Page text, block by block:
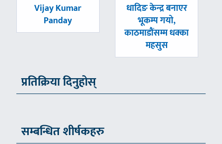
पछिल्लाे
Vijay Kumar
Panday
अघिल्लाे
धादिङ केन्द्र बनाएर
भूकम्प गयो,
काठमाडाैंसम्म धक्का
महसुस
प्रतिक्रिया दिनुहोस्
सम्बन्धित शीर्षकहरु